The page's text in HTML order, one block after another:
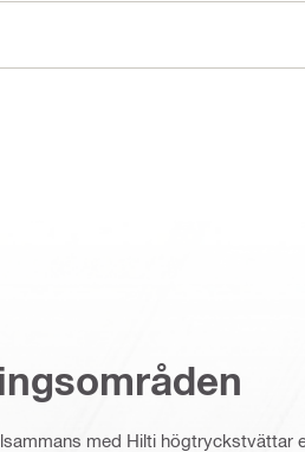
med Hilti högtryckstvättar